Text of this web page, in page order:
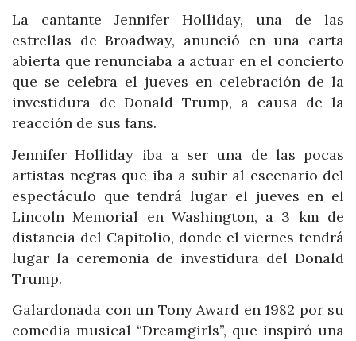
La cantante Jennifer Holliday, una de las
estrellas de Broadway, anunció en una carta
abierta que renunciaba a actuar en el concierto
que se celebra el jueves en celebración de la
investidura de Donald Trump, a causa de la
reacción de sus fans.
Jennifer Holliday iba a ser una de las pocas
artistas negras que iba a subir al escenario del
espectáculo que tendrá lugar el jueves en el
Lincoln Memorial en Washington, a 3 km de
distancia del Capitolio, donde el viernes tendrá
lugar la ceremonia de investidura del Donald
Trump.
Galardonada con un Tony Award en 1982 por su
comedia musical “Dreamgirls”, que inspiró una